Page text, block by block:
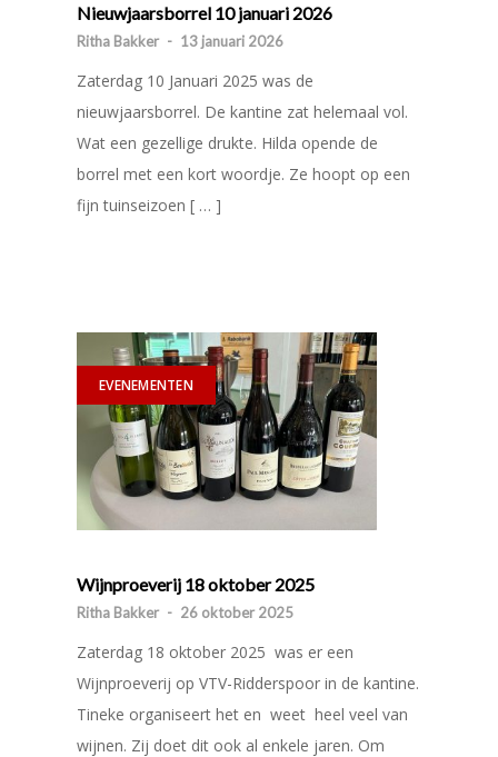
Nieuwjaarsborrel 10 januari 2026
Ritha Bakker - 13 januari 2026
Zaterdag 10 Januari 2025 was de
nieuwjaarsborrel. De kantine zat helemaal vol.
Wat een gezellige drukte. Hilda opende de
borrel met een kort woordje. Ze hoopt op een
fijn tuinseizoen [ … ]
EVENEMENTEN
Wijnproeverij 18 oktober 2025
Ritha Bakker - 26 oktober 2025
Zaterdag 18 oktober 2025 was er een
Wijnproeverij op VTV-Ridderspoor in de kantine.
Tineke organiseert het en weet heel veel van
wijnen. Zij doet dit ook al enkele jaren. Om